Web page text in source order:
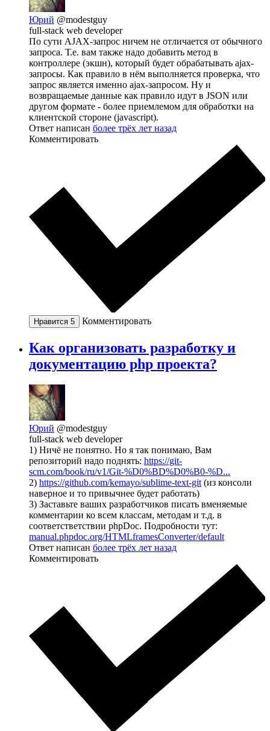
Юрий @modestguy
full-stack web developer
По сути AJAX-запрос ничем не отличается от обычного
запроса. Т.е. вам также надо добавить метод в
контроллере (экшн), который будет обрабатывать ajax-
запросы. Как правило в нём выполняется проверка, что
запрос является именно ajax-запросом. Ну и
возвращаемые данные как правило идут в JSON или
другом формате - более приемлемом для обработки на
клиентской стороне (javascript).
Ответ написан более трёх лет назад
Комментировать
Нравится 5 Комментировать
Как организовать разработку и
документацию php проекта?
Юрий @modestguy
full-stack web developer
1) Ничё не понятно. Но я так понимаю, Вам
репозиторий надо поднять: https://git-
scm.com/book/ru/v1/Git-%D0%BD%D0%B0-%D...
2) https://github.com/kemayo/sublime-text-git (из консоли
наверное и то привычнее будет работать)
3) Заставьте ваших разработчиков писать вменяемые
комментарии ко всем классам, методам и т.д. в
соответстветствии phpDoc. Подробности тут:
manual.phpdoc.org/HTMLframesConverter/default
Ответ написан более трёх лет назад
Комментировать